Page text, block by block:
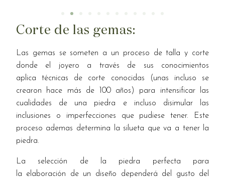
Corte de las gemas: ​
Las gemas se someten a un proceso de talla y corte
donde el joyero a través de sus conocimientos
aplica técnicas de corte conocidas (unas incluso se
crearon hace más de 100 años) para intensificar las
cualidades de una piedra e incluso disimular las
inclusiones o imperfecciones que pudiese tener. Este
proceso ademas determina la silueta que va a tener la
piedra.
La selección de la piedra perfecta para
la elaboración de un diseño dependerá del gusto del